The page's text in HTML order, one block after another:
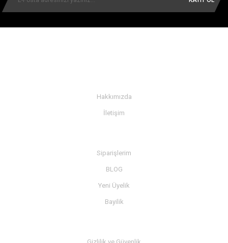
Hakkımızda
İletişim
Siparişlerim
BLOG
Yeni Üyelik
Bayilik